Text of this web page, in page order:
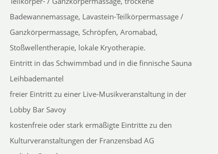
Badewannemassage, Lavastein-Teilkörpermassage /
Ganzkörpermassage, Schröpfen, Aromabad,
Stoßwellentherapie, lokale Kryotherapie.
Eintritt in das Schwimmbad und in die finnische Sauna
Leihbademantel
freier Eintritt zu einer Live-Musikveranstaltung in der
Lobby Bar Savoy
kostenfreie oder stark ermäßigte Eintritte zu den
Kulturveranstaltungen der Franzensbad AG